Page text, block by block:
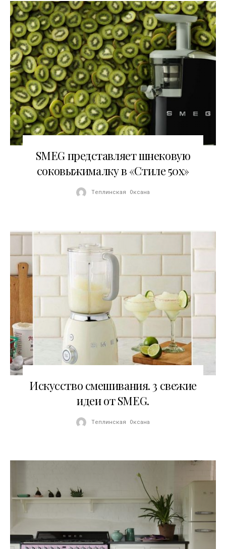
SMEG представляет шнековую
соковыжималку в «Стиле 50х»
Теплинская Оксана
Искусство смешивания. 3 свежие
идеи от SMEG.
Теплинская Оксана